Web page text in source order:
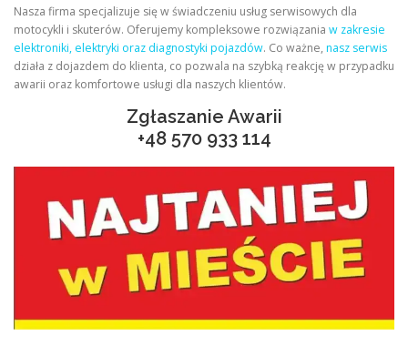
Nasza firma specjalizuje się w świadczeniu usług serwisowych dla
motocykli i skuterów. Oferujemy kompleksowe rozwiązania w zakresie
elektroniki, elektryki oraz diagnostyki pojazdów. Co ważne, nasz serwis
działa z dojazdem do klienta, co pozwala na szybką reakcję w przypadku
awarii oraz komfortowe usługi dla naszych klientów.
Zgłaszanie Awarii
+48 570 933 114